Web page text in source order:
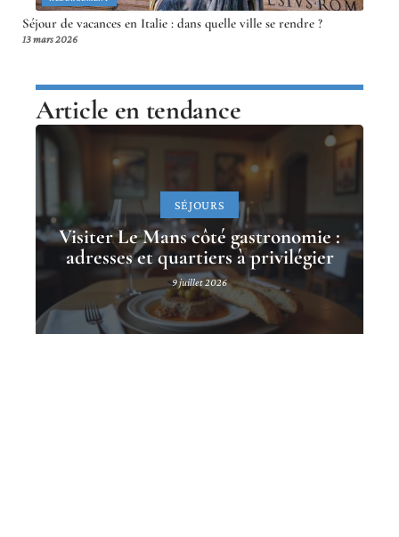
Séjour de vacances en Italie : dans quelle ville se rendre ?
13 mars 2026
Article en tendance
SÉJOURS
Visiter Le Mans côté gastronomie :
adresses et quartiers à privilégier
9 juillet 2026